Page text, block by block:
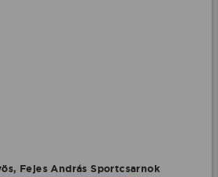
Fejes András Sportcsarnok